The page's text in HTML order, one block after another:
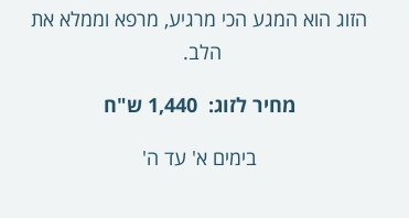
הזוג הוא המגע הכי מרגיע, מרפא וממלא את
הלב.
מחיר לזוג: 1,440 ש"ח
בימים א' עד ה'